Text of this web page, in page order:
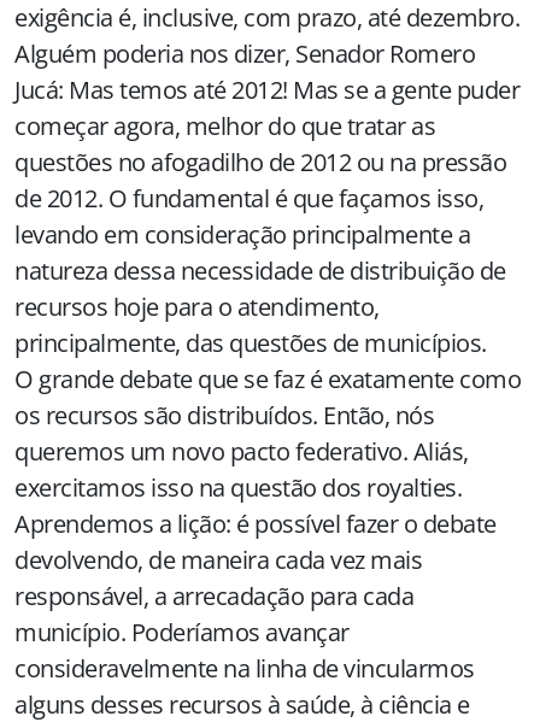
exigência é, inclusive, com prazo, até dezembro.
Alguém poderia nos dizer, Senador Romero
Jucá: Mas temos até 2012! Mas se a gente puder
começar agora, melhor do que tratar as
questões no afogadilho de 2012 ou na pressão
de 2012. O fundamental é que façamos isso,
levando em consideração principalmente a
natureza dessa necessidade de distribuição de
recursos hoje para o atendimento,
principalmente, das questões de municípios.
O grande debate que se faz é exatamente como
os recursos são distribuídos. Então, nós
queremos um novo pacto federativo. Aliás,
exercitamos isso na questão dos royalties.
Aprendemos a lição: é possível fazer o debate
devolvendo, de maneira cada vez mais
responsável, a arrecadação para cada
município. Poderíamos avançar
consideravelmente na linha de vincularmos
alguns desses recursos à saúde, à ciência e